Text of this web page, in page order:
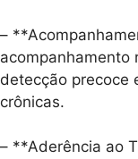
–
acompanhamento
detecção precoce
crônicas.
– **Aderência ao